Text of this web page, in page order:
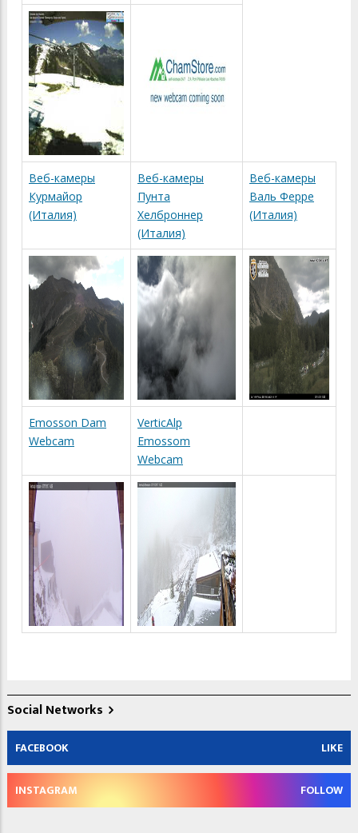
Веб-камеры
Курмайор
(Италия)
Веб-камеры
Пунта
Хелброннер
(Италия)
Веб-камеры
Валь Ферре
(Италия)
Emosson Dam
Webcam
VerticAlp
Emossom
Webcam
Social Networks
FACEBOOK LIKE
INSTAGRAM FOLLOW